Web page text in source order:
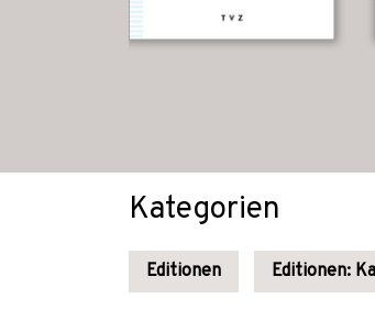
Kategorien
Editionen Editionen: